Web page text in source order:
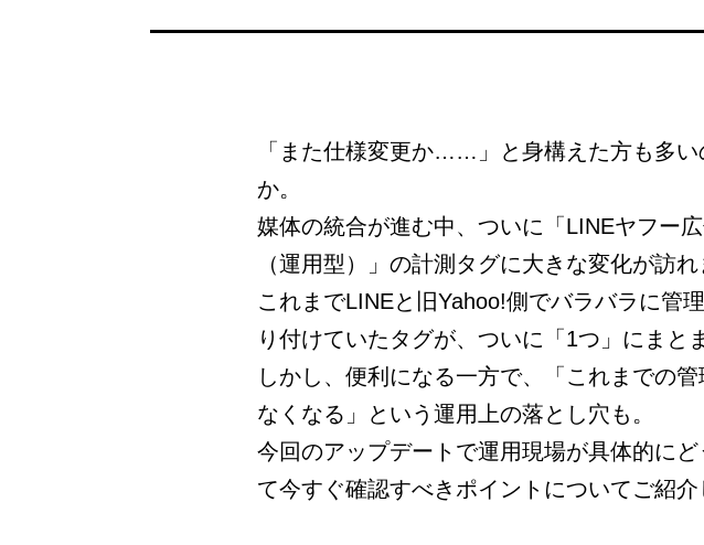
「また仕様変更か……」と身構えた方も多い
か。
媒体の統合が進む中、ついに「LINEヤフー
（運用型）」の計測タグに大きな変化が訪れ
これまでLINEと旧Yahoo!側でバラバラに管
り付けていたタグが、ついに「1つ」にまと
しかし、便利になる一方で、「これまでの
なくなる」という運用上の落とし穴も。
今回のアップデートで運用現場が具体的に
て今すぐ確認すべきポイントについてご紹介